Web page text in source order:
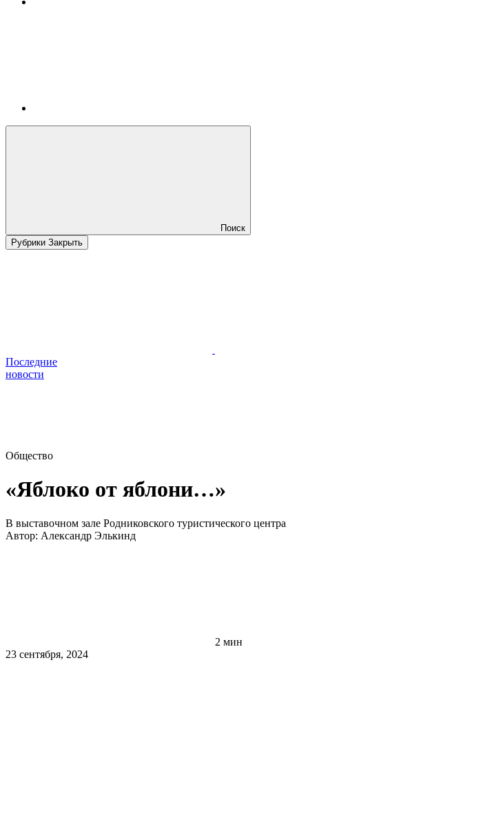
Поиск
Рубрики Закрыть
Последние
новости
Общество
«Яблоко от яблони…»
В выставочном зале Родниковского туристического центра
Автор: Александр Элькинд
2 мин
23 сентября, 2024